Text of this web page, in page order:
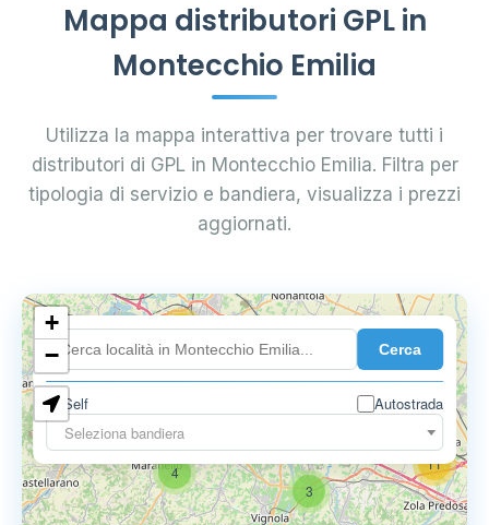
Mappa distributori GPL in
Montecchio Emilia
Utilizza la mappa interattiva per trovare tutti i
distributori di GPL in Montecchio Emilia. Filtra per
tipologia di servizio e bandiera, visualizza i prezzi
aggiornati.
Cerca
Self
Autostrada
Seleziona bandiera
4
11
18
9
3
11
+
−